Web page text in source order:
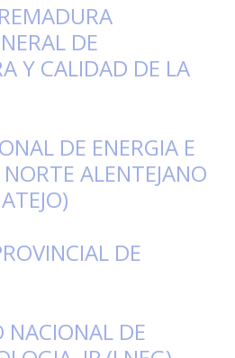
DE
Y CALIDAD DE LA
DE ENERGIA E
ALENTEJANO
DE
NACIONAL DE